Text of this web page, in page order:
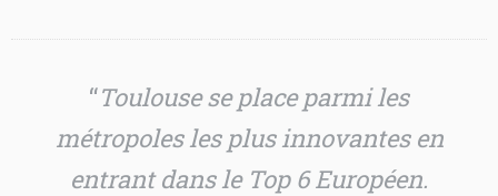
“Toulouse se place parmi les
métropoles les plus innovantes en
entrant dans le Top 6 Européen.